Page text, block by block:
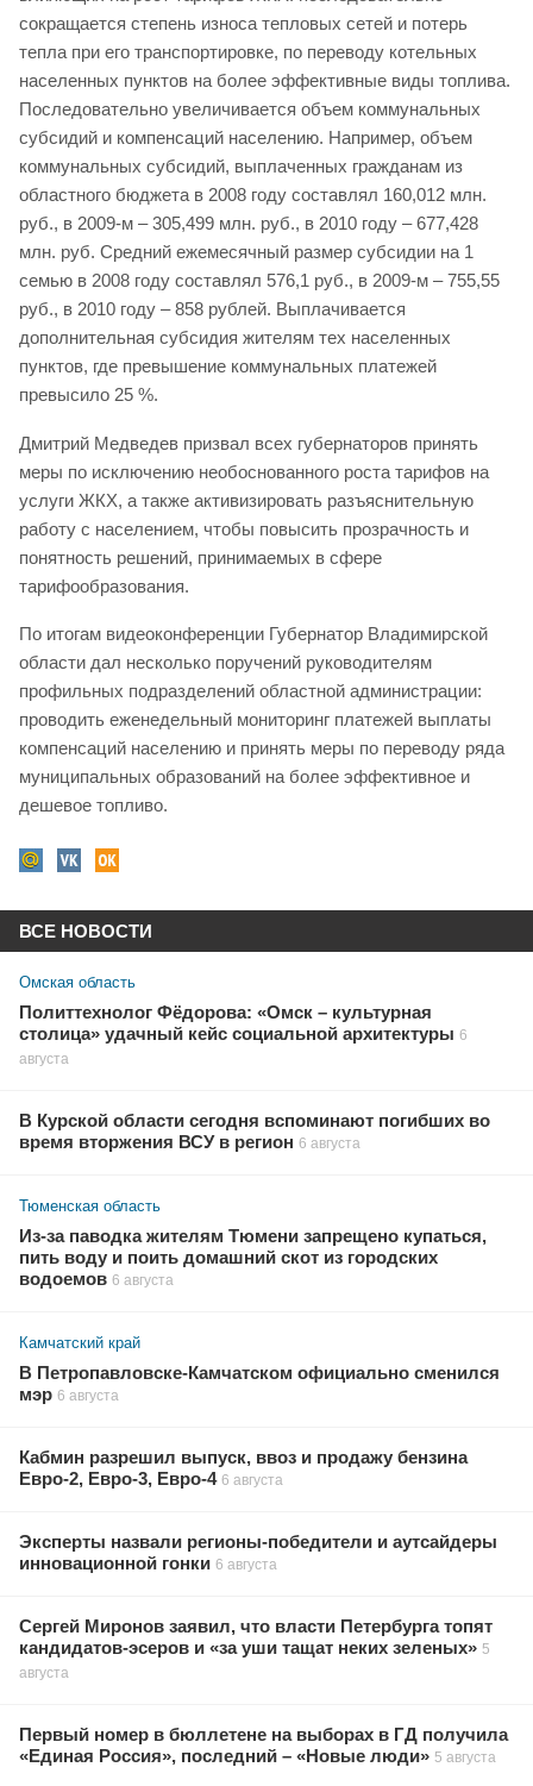
сокращается степень износа тепловых сетей и потерь
тепла при его транспортировке, по переводу котельных
населенных пунктов на более эффективные виды топлива.
Последовательно увеличивается объем коммунальных
субсидий и компенсаций населению. Например, объем
коммунальных субсидий, выплаченных гражданам из
областного бюджета в 2008 году составлял 160,012 млн.
руб., в 2009-м – 305,499 млн. руб., в 2010 году – 677,428
млн. руб. Средний ежемесячный размер субсидии на 1
семью в 2008 году составлял 576,1 руб., в 2009-м – 755,55
руб., в 2010 году – 858 рублей. Выплачивается
дополнительная субсидия жителям тех населенных
пунктов, где превышение коммунальных платежей
превысило 25 %.
Дмитрий Медведев призвал всех губернаторов принять
меры по исключению необоснованного роста тарифов на
услуги ЖКХ, а также активизировать разъяснительную
работу с населением, чтобы повысить прозрачность и
понятность решений, принимаемых в сфере
тарифообразования.
По итогам видеоконференции Губернатор Владимирской
области дал несколько поручений руководителям
профильных подразделений областной администрации:
проводить еженедельный мониторинг платежей выплаты
компенсаций населению и принять меры по переводу ряда
муниципальных образований на более эффективное и
дешевое топливо.
ВСЕ НОВОСТИ
Омская область
Политтехнолог Фёдорова: «Омск – культурная
столица» удачный кейс социальной архитектуры 6
августа
В Курской области сегодня вспоминают погибших во
время вторжения ВСУ в регион 6 августа
Тюменская область
Из-за паводка жителям Тюмени запрещено купаться,
пить воду и поить домашний скот из городских
водоемов 6 августа
Камчатский край
В Петропавловске-Камчатском официально сменился
мэр 6 августа
Кабмин разрешил выпуск, ввоз и продажу бензина
Евро-2, Евро-3, Евро-4 6 августа
Эксперты назвали регионы-победители и аутсайдеры
инновационной гонки 6 августа
Сергей Миронов заявил, что власти Петербурга топят
кандидатов-эсеров и «за уши тащат неких зеленых» 5
августа
Первый номер в бюллетене на выборах в ГД получила
«Единая Россия», последний – «Новые люди» 5 августа